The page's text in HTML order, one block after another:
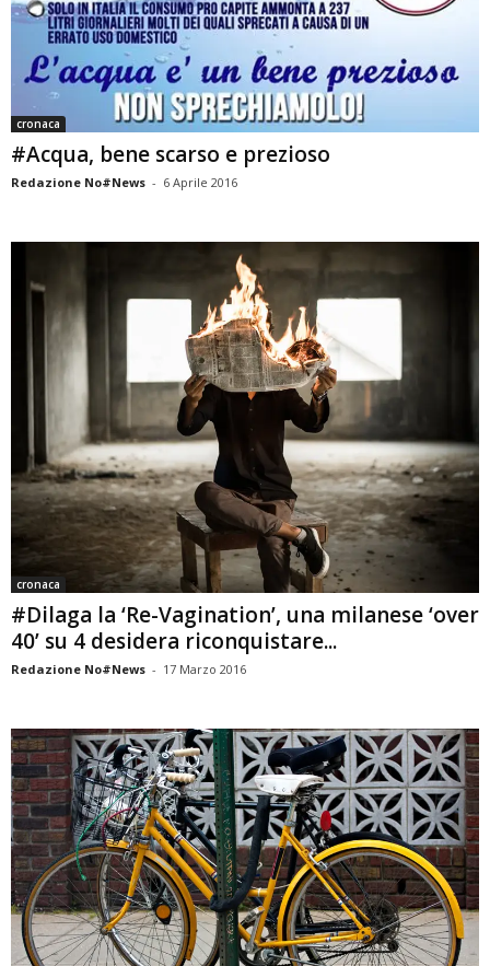
cronaca
#Acqua, bene scarso e prezioso
Redazione No#News - 6 Aprile 2016
cronaca
#Dilaga la ‘Re-Vagination’, una milanese ‘over
40’ su 4 desidera riconquistare...
Redazione No#News - 17 Marzo 2016